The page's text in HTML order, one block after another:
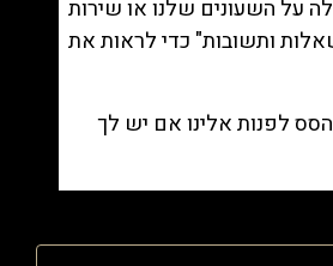
על השעונים שלנו או שירות
ותשובות" כדי לראות את
לפנות אלינו אם יש לך